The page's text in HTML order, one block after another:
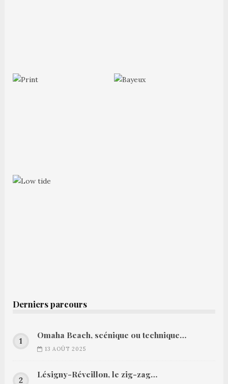
Derniers parcours
Omaha Beach, scénique ou technique…
13 AOÛT 2025
Lésigny-Réveillon, le zig-zag…